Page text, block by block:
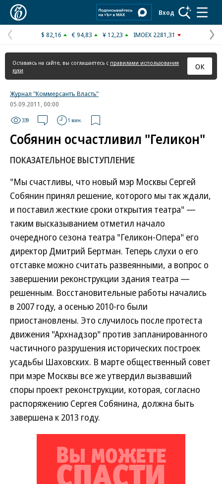
Вход
Предыдущая
страница
$ 82,16 € 94,83 ¥ 12,23 IMOEX 2281,31
Оставаясь на сайте, вы соглашаетесь с правилами использования
куки
ОК
Журнал "Коммерсантъ Власть"
05.09.2011, 00:00
339 1 мин.
Собянин осчастливил "Геликон"
ПОКАЗАТЕЛЬНОЕ ВЫСТУПЛЕНИЕ
"Мы счастливы, что новый мэр Москвы Сергей
Собянин принял решение, которого мы так ждали,
и поставил жесткие сроки открытия театра" —
таким высказыванием отметил начало
очередного сезона театра "Геликон-Опера" его
директор Дмитрий Бертман. Теперь слухи о его
отставке можно считать развеянными, а вопрос о
завершении реконструкции здания театра —
решенным. Восстановительные работы начались
в 2007 году, а осенью 2010-го были
приостановлены. Это случилось после протеста
движения "Архнадзор" против запланированного
частичного разрушения исторических построек
усадьбы Шаховских. В марте общественный совет
при мэре Москвы все же утвердил вызвавший
споры проект реконструкции, которая, согласно
распоряжению Сергея Собянина, должна быть
завершена к 2013 году.